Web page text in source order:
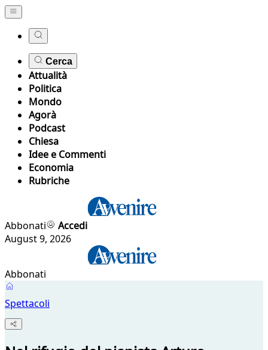
Cerca
Attualità
Politica
Mondo
Agorà
Podcast
Chiesa
Idee e Commenti
Economia
Rubriche
Abbonati
Accedi
August 9, 2026
Abbonati
Spettacoli